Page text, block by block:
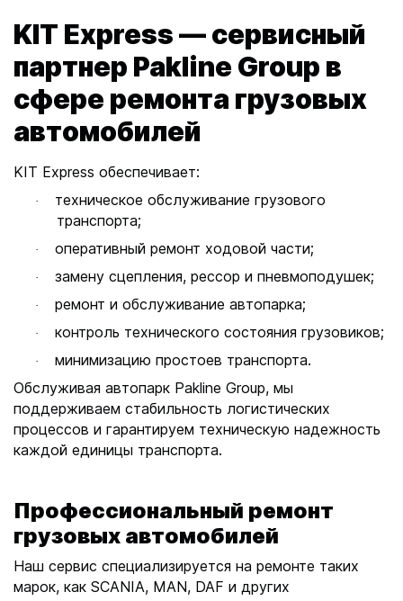
а
и
г
а
ц
и
ь
н
а
с
й
т
е
KIT Express — сервисный
партнер Pakline Group в
сфере ремонта грузовых
автомобилей
KIT Express обеспечивает:
·
техническое обслуживание грузового
транспорта;
· оперативный ремонт ходовой части;
· замену сцепления, рессор и пневмоподушек;
· ремонт и обслуживание автопарка;
· контроль технического состояния грузовиков;
·
минимизацию простоев транспорта.
Обслуживая автопарк Pakline Group, мы
поддерживаем стабильность логистических
процессов и гарантируем техническую надежность
каждой единицы транспорта.
Профессиональный ремонт
грузовых автомобилей
Наш сервис специализируется на ремонте таких
марок, как SCANIA, MAN, DAF и других